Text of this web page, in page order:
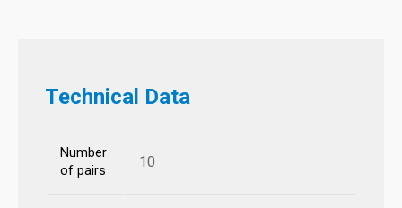
Technical Data
Number
of pairs
10